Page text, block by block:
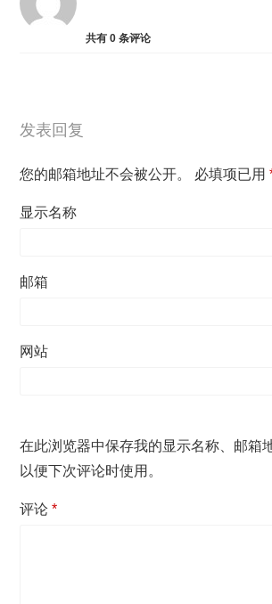
共有0 条评论
发表回复
您的邮箱地址不会被公开。 必填项已用
显示名称
邮箱
网站
在此浏览器中保存我的显示名称、邮箱
以便下次评论时使用。
评论*